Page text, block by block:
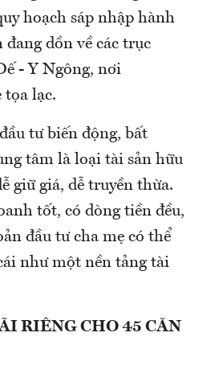
hoạch sáp nhập hành
dồn về các trục
- Y Ngông, nơi
tọa lạc.
tư biến động, bất
tâm là loại tài sản hữu
giữ giá, dễ truyền thừa.
tốt, có dòng tiền đều,
đầu tư cha mẹ có thể
như một nền tảng tài
RIÊNG CHO 45 CĂN